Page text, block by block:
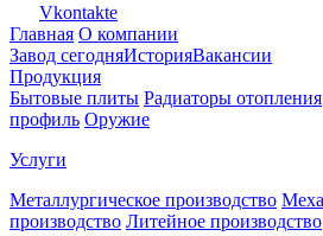
Vkontakte
Главная О компании
Завод сегодняИсторияВакансии
Продукция
Бытовые плиты Радиаторы отопления
профиль Оружие
Услуги
Металлургическое производство
производство Литейное производство